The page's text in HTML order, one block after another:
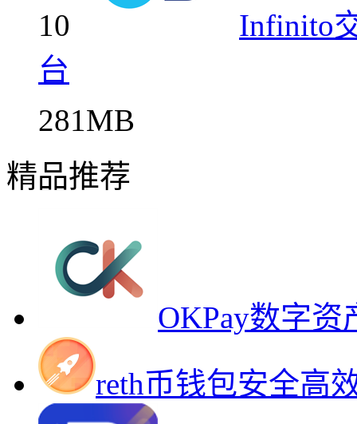
10
Infinito
台
281MB
精品推荐
OKPay数字
reth币钱包安全高